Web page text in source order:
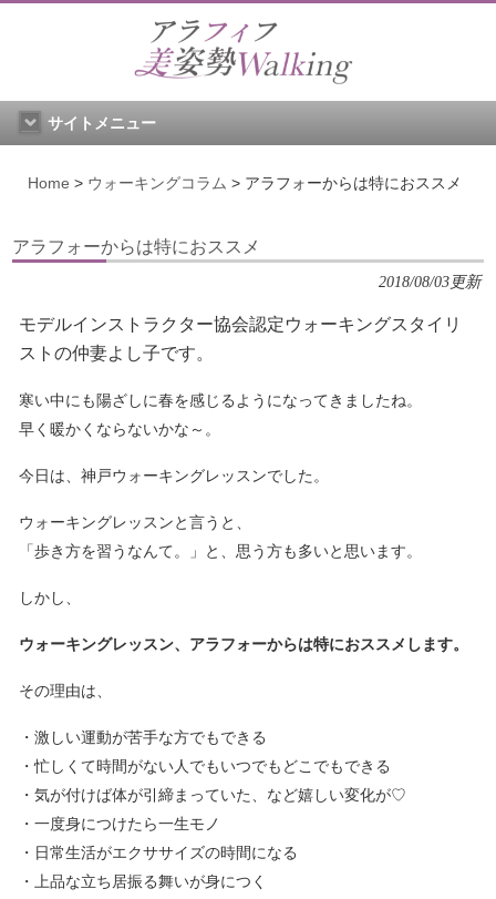
サイトメニュー
Home > ウォーキングコラム > アラフォーからは特におススメ
アラフォーからは特におススメ
2018/08/03更新
モデルインストラクター協会認定ウォーキングスタイリ
ストの仲妻よし子です。
寒い中にも陽ざしに春を感じるようになってきましたね。
早く暖かくならないかな～。
今日は、神戸ウォーキングレッスンでした。
ウォーキングレッスンと言うと、
「歩き方を習うなんて。」と、思う方も多いと思います。
しかし、
ウォーキングレッスン、アラフォーからは特におススメします。
その理由は、
・激しい運動が苦手な方でもできる
・忙しくて時間がない人でもいつでもどこでもできる
・気が付けば体が引締まっていた、など嬉しい変化が♡
・一度身につけたら一生モノ
・日常生活がエクササイズの時間になる
・上品な立ち居振る舞いが身につく